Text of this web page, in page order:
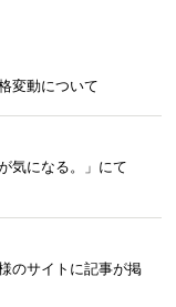
変動について
気になる。」にて
のサイトに記事が掲